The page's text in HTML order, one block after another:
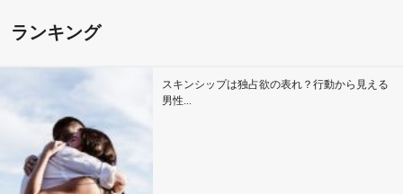
あるある
ドキドキ
仕事とキャリア
ランキング
スキンシップは独占欲の表れ？行動から見える
男性...